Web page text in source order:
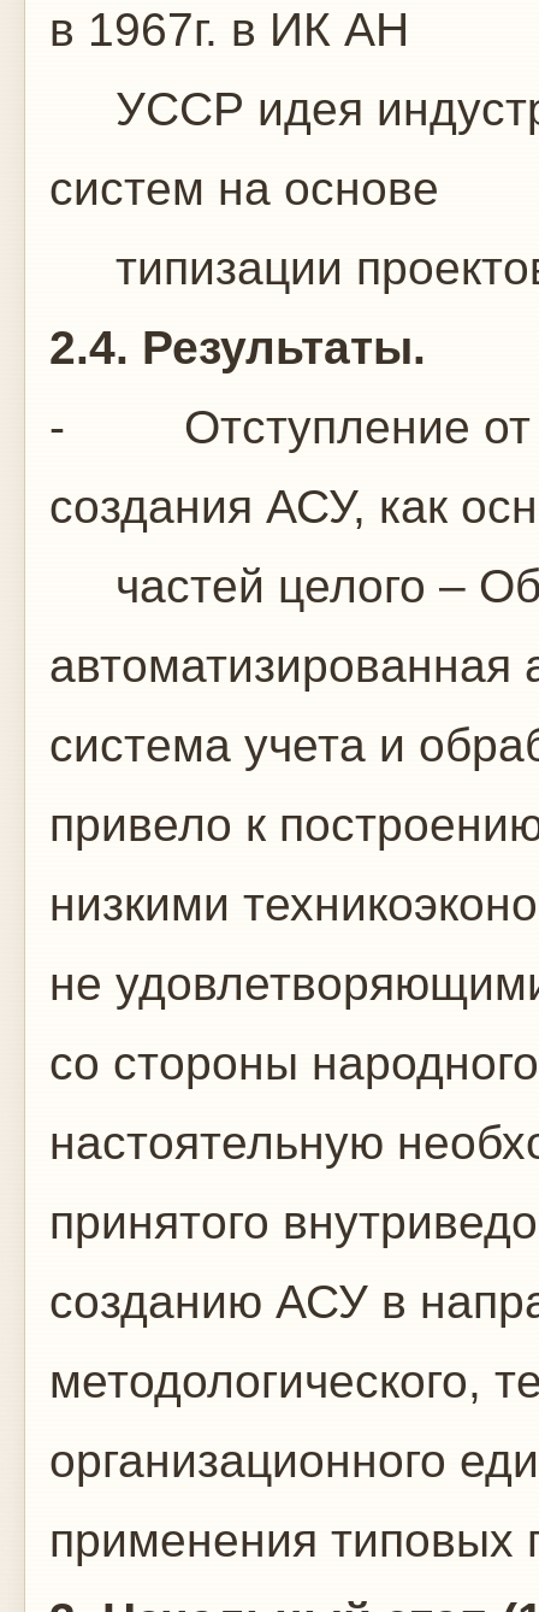
в 1967г. в ИК АН
УССР идея
систем на основе
типизации
2.4. Результаты.
- Отступление от
создания АСУ, как
частей целого –
автоматизированная
система учета и
привело к
низкими
не
со стороны
настоятельную
принятого
созданию АСУ в
методологического,
организационного
применения типовых